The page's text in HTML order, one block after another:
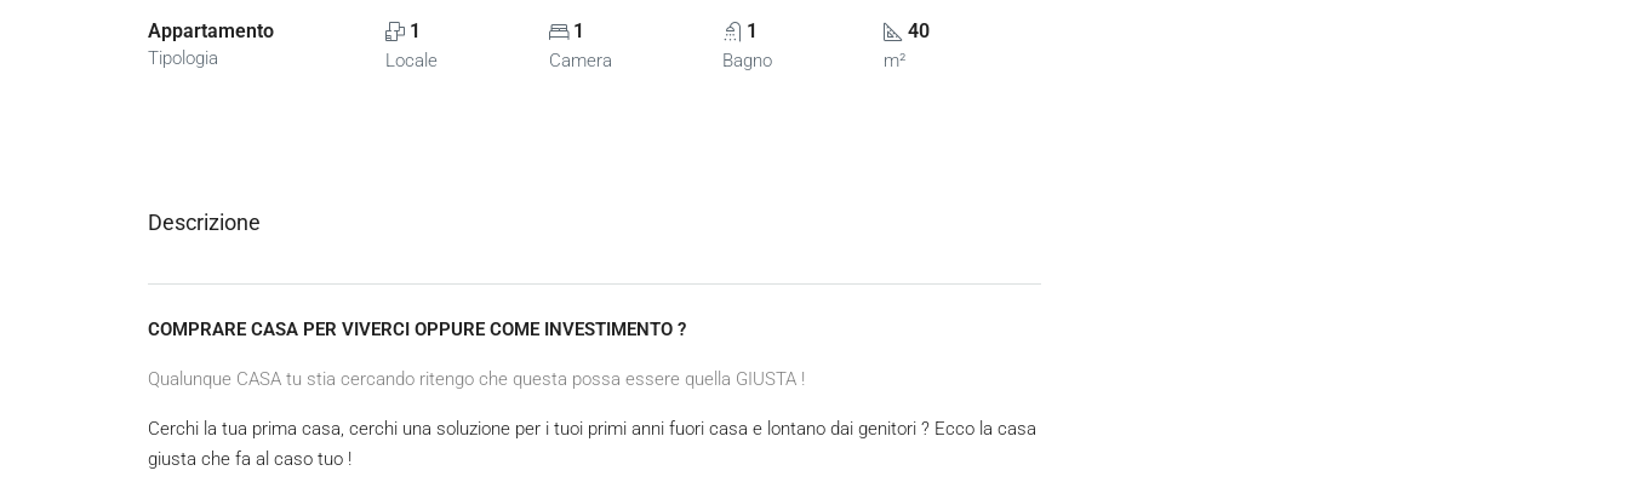
Appartamento
Tipologia
1
Locale
1
Camera
1
Bagno
40
m²
Descrizione
COMPRARE CASA PER VIVERCI OPPURE COME INVESTIMENTO ?
Qualunque CASA tu stia cercando ritengo che questa possa essere quella GIUSTA !
Cerchi la tua prima casa, cerchi una soluzione per i tuoi primi anni fuori casa e lontano dai genitori ? Ecco la casa
giusta che fa al caso tuo !